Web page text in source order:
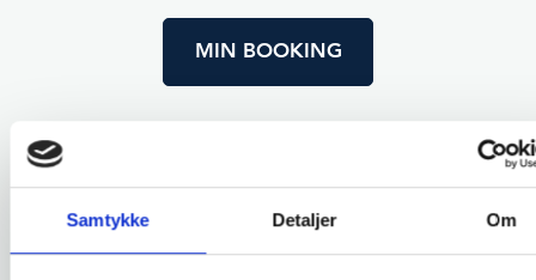
Samtykke Detaljer Om
MIN BOOKING
Log på